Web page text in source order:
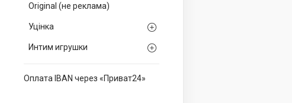
Оriginal (не реклама)
Уцінка
Интим игрушки
Оплата IBAN через «Приват24»